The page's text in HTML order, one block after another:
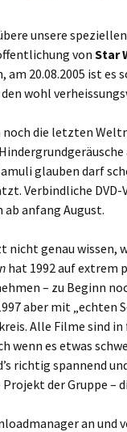
unsere
von Star
am 20.08.2005 ist es
wohl
noch die letzten
glauben darf
Verbindliche
anfang August.
nicht genau wissen,
hat 1992 auf extrem
– zu Beginn
aber mit „echten
Alle Filme sind
wenn es etwas
richtig spannend
der Gruppe –
an und